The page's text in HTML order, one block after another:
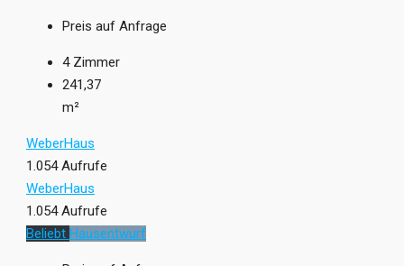
Preis auf Anfrage
4 Zimmer
241,37
m²
WeberHaus
1.054 Aufrufe
WeberHaus
1.054 Aufrufe
Beliebt Hausentwurf